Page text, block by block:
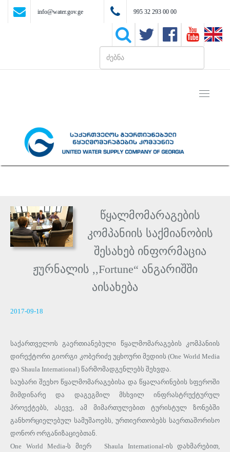
info@water.gov.ge 995 32 293 00 00
Toggle
წყალმომარაგების
კომპანიის საქმიანობის
შესახებ ინფორმაცია
ჟურნალის ,,Fortune“ ანგარიშში
აისახება
2017-09-18
საქართველოს გაერთიანებული წყალმომარაგების კომპანიის
დირექტორი გიორგი კობერიძე უცხოური მედიის (One World Media
და Shaula International) წარმომადგენლებს შეხვდა.
საუბარი შეეხო წყალმომარაგებისა და წყალარინების სფეროში
მიმდინარე და დაგეგმილ მსხვილ ინფრასტრუქტურულ
პროექტებს, ასევე, ამ მიმართულებით ტურისტულ ზონებში
განხორციელებულ სამუშაოებს, ურთიერთობებს საერთაშორისო
დონორ ორგანიზაციებთან.
One World Media-ს მიერ Shaula International-ის დახმარებით,